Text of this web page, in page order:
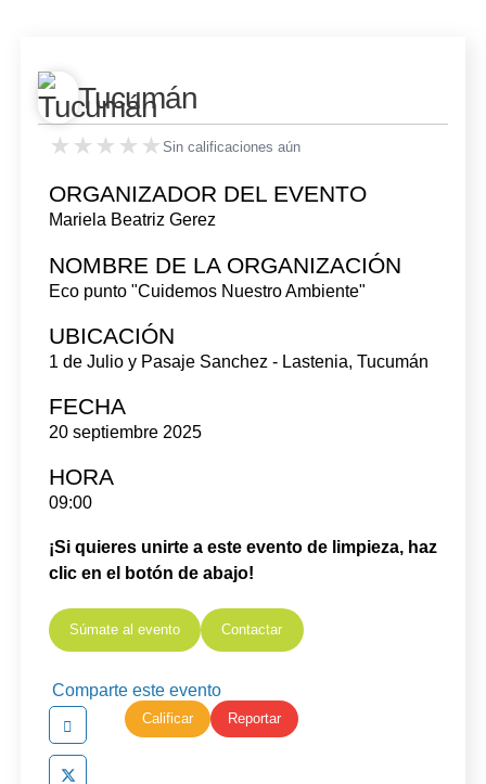
Tucumán
★★★★★★★★★★
Sin calificaciones aún
ORGANIZADOR DEL EVENTO
Mariela Beatriz Gerez
NOMBRE DE LA ORGANIZACIÓN
Eco punto "Cuidemos Nuestro Ambiente"
UBICACIÓN
1 de Julio y Pasaje Sanchez - Lastenia, Tucumán
FECHA
20 septiembre 2025
HORA
09:00
¡Si quieres unirte a este evento de limpieza, haz
clic en el botón de abajo!
Súmate al evento Contactar
Comparte este evento
Calificar Reportar